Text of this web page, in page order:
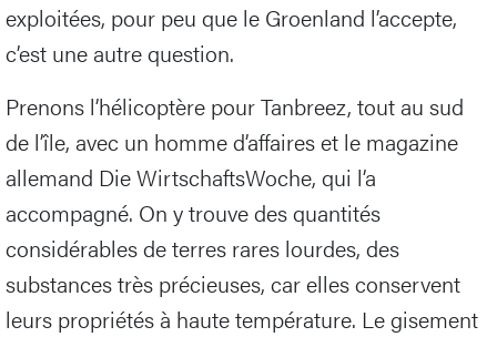
exploitées, pour peu que le Groenland l’accepte,
c’est une autre question.
Prenons l’hélicoptère pour Tanbreez, tout au sud
de l’île, avec un homme d’affaires et le magazine
allemand Die WirtschaftsWoche, qui l’a
accompagné. On y trouve des quantités
considérables de terres rares lourdes, des
substances très précieuses, car elles conservent
leurs propriétés à haute température. Le gisement